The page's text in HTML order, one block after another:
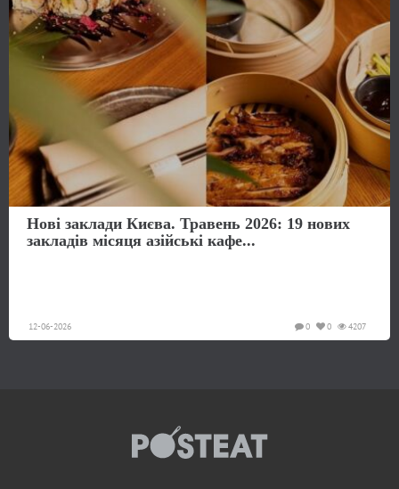
Нові заклади Києва. Травень 2026: 19 нових
закладів місяця азійські кафе...
12-06-2026 4207
0
0